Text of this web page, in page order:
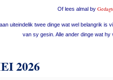
Of lees almal by
uiteindelik twee dinge wat wel belangrik is
van sy gesin. Alle ander dinge wat hy
2026